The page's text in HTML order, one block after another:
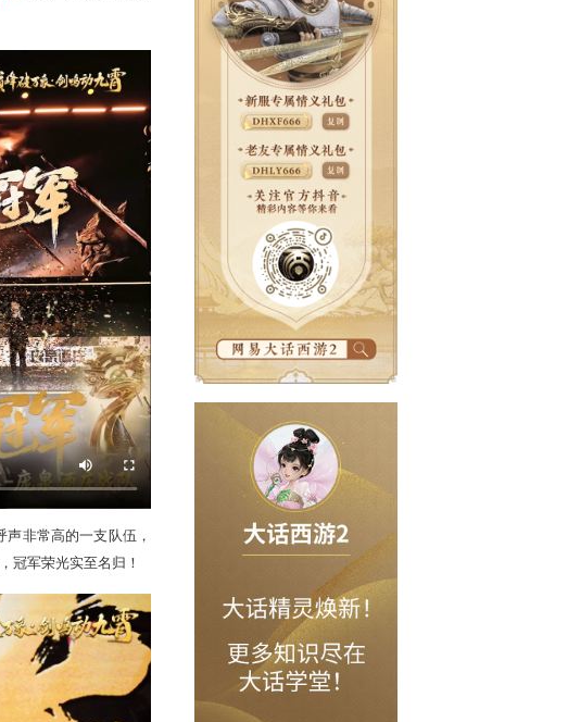
成城服务器“
”战队一举夺魁，以绝
极为出色，也是夺冠呼声非常高的一支队伍，